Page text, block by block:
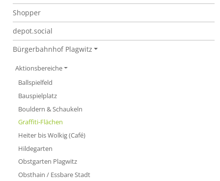
Shopper
depot.social
Bürgerbahnhof Plagwitz
Aktionsbereiche
Ballspielfeld
Bauspielplatz
Bouldern & Schaukeln
Graffiti-Flächen
Heiter bis Wolkig (Café)
Hildegarten
Obstgarten Plagwitz
Obsthain / Essbare Stadt